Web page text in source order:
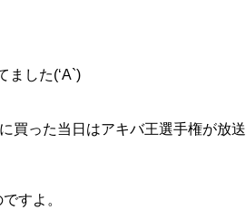
ました(‘A`)
買った当日はアキバ王選手権が放
すよ。